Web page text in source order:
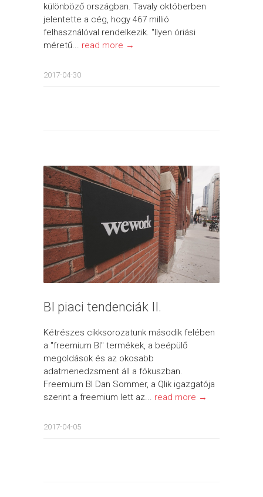
különböző országban. Tavaly októberben
jelentette a cég, hogy 467 millió
felhasználóval rendelkezik. "Ilyen óriási
méretű... read more →
2017-04-30
BI piaci tendenciák II.
Kétrészes cikksorozatunk második felében
a "freemium BI" termékek, a beépülő
megoldások és az okosabb
adatmenedzsment áll a fókuszban.
Freemium BI Dan Sommer, a Qlik igazgatója
szerint a freemium lett az... read more →
2017-04-05